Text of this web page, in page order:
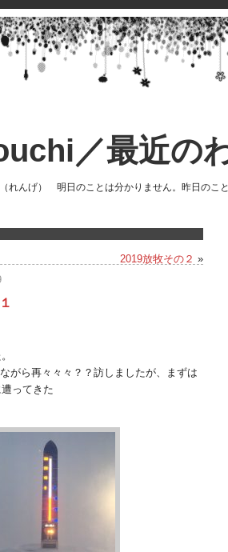
／最近の
れんげ） 明日のことは分かりません。昨日のこと
2019放牧その２ »
がら再々々々？？訪しましたが、まずは
ってきた